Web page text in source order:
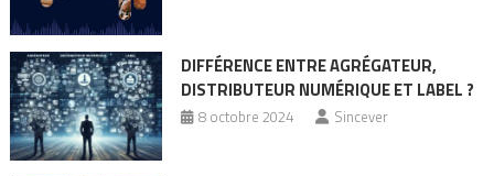
DIFFÉRENCE ENTRE AGRÉGATEUR,
DISTRIBUTEUR NUMÉRIQUE ET LABEL ?
8 octobre 2024 Sincever